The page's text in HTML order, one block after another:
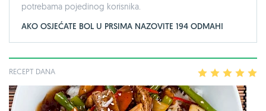
potrebama pojedinog korisnika.
AKO OSJEĆATE BOL U PRSIMA NAZOVITE 194 ODMAH!
RECEPT DANA 2 3 4